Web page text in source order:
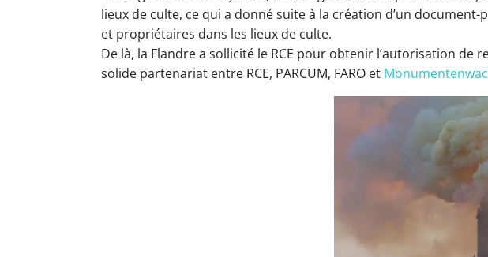
lieux de culte, ce qui a donné suite à la création d’un
et propriétaires dans les lieux de culte.
De là, la Flandre a sollicité le RCE pour obtenir l’autorisation de
solide partenariat entre RCE, PARCUM, FARO et